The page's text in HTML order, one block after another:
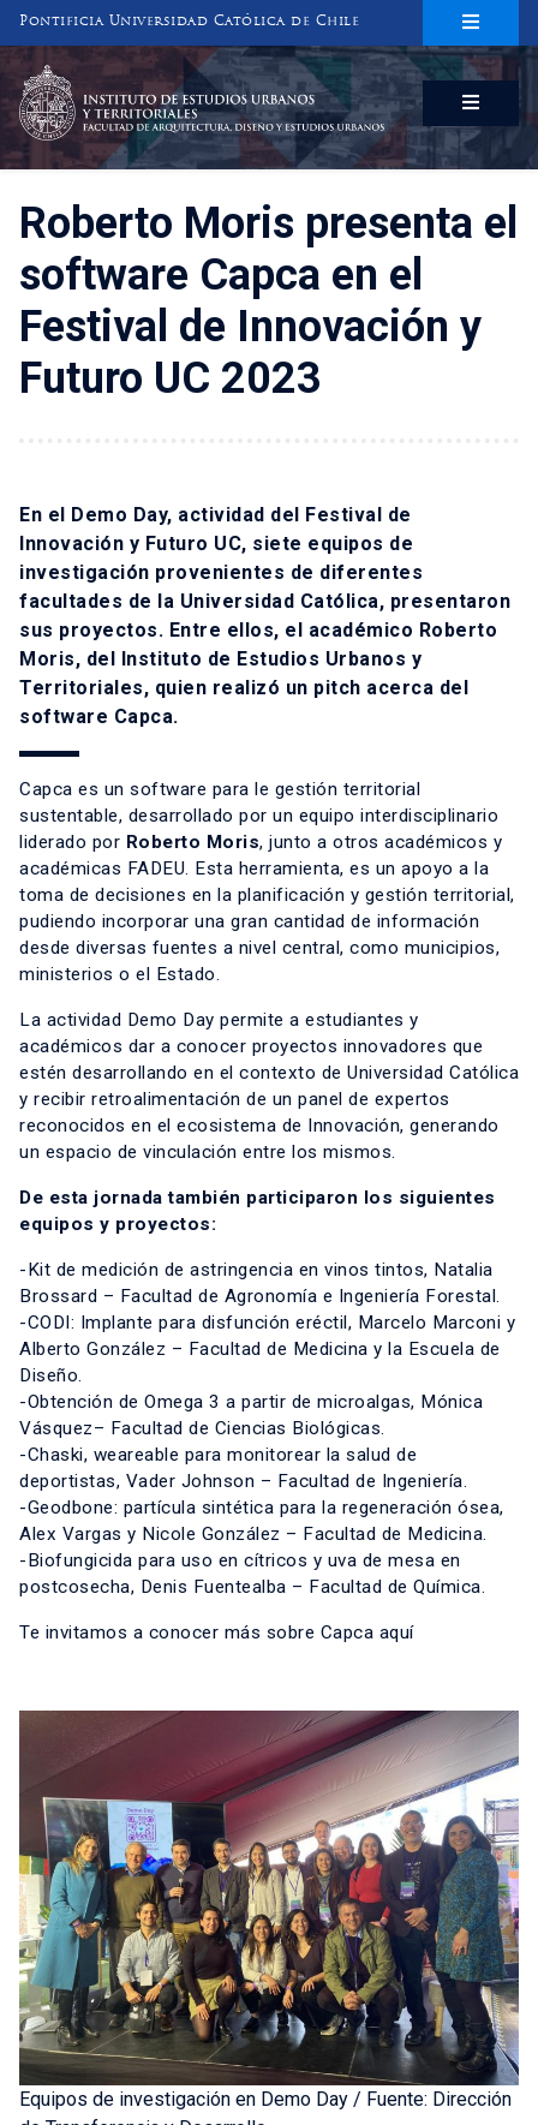
Pontificia Universidad Católica de Chile
INSTITUTO DE ESTUDIOS URBANOS
Y TERRITORIALES
FACULTAD DE ARQUITECTURA, DISEÑO Y ESTUDIOS URBANOS
Roberto Moris presenta el
software Capca en el
Festival de Innovación y
Futuro UC 2023
En el Demo Day, actividad del Festival de
Innovación y Futuro UC, siete equipos de
investigación provenientes de diferentes
facultades de la Universidad Católica, presentaron
sus proyectos. Entre ellos, el académico Roberto
Moris, del Instituto de Estudios Urbanos y
Territoriales, quien realizó un pitch acerca del
software Capca.
Capca es un software para le gestión territorial
sustentable, desarrollado por un equipo interdisciplinario
liderado por Roberto Moris, junto a otros académicos y
académicas FADEU. Esta herramienta, es un apoyo a la
toma de decisiones en la planificación y gestión territorial,
pudiendo incorporar una gran cantidad de información
desde diversas fuentes a nivel central, como municipios,
ministerios o el Estado.
La actividad Demo Day permite a estudiantes y
académicos dar a conocer proyectos innovadores que
estén desarrollando en el contexto de Universidad Católica
y recibir retroalimentación de un panel de expertos
reconocidos en el ecosistema de Innovación, generando
un espacio de vinculación entre los mismos.
De esta jornada también participaron los siguientes
equipos y proyectos:
-Kit de medición de astringencia en vinos tintos, Natalia
Brossard – Facultad de Agronomía e Ingeniería Forestal.
-CODI: Implante para disfunción eréctil, Marcelo Marconi y
Alberto González – Facultad de Medicina y la Escuela de
Diseño.
-Obtención de Omega 3 a partir de microalgas, Mónica
Vásquez– Facultad de Ciencias Biológicas.
-Chaski, weareable para monitorear la salud de
deportistas, Vader Johnson – Facultad de Ingeniería.
-Geodbone: partícula sintética para la regeneración ósea,
Alex Vargas y Nicole González – Facultad de Medicina.
-Biofungicida para uso en cítricos y uva de mesa en
postcosecha, Denis Fuentealba – Facultad de Química.
Te invitamos a conocer más sobre Capca aquí
Equipos de investigación en Demo Day / Fuente: Dirección